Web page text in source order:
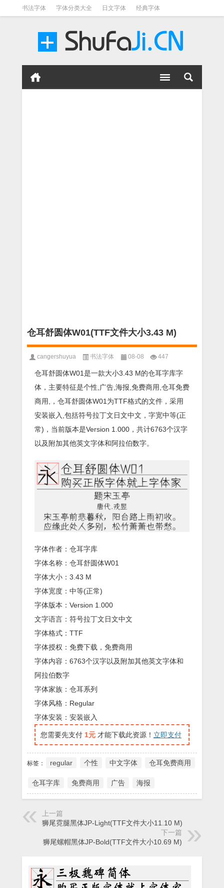
书法字体 字体分类大全 日文字体 经典字体
仓耳舒圆体W01(TTF文件大小3.43 M)
cangershuyua 书法字体 08-08 447
仓耳舒圆体W01是一款大小3.43 M的仓耳字库字
体，主要特征是个性,广告,海报,免费商用,仓耳免费
商用,，仓耳舒圆体W01为TTF格式的文件，采用
安装嵌入,包括符号拉丁文日文中文，字宽中等(正
常)，当前版本是Version 1.000，共计6763个汉字
以及附加其他英文字体和阿拉伯数字。
字体作者：仓耳字库
字体名称：仓耳舒圆体W01
字体大小：3.43 M
字体宽度：中等(正常)
字体版本：Version 1.000
文字语言：符号拉丁文日文中文
字体格式：TTF
字体授权：免费下载，免费商用
字体内容：6763个汉字以及附加其他英文字体和
阿拉伯数字
字体家族：仓耳系列
字体风格：Regular
字体安装：安装嵌入
您需要先支付 1元 才能下载此资源！ 立即支付
标签： regular 个性 中文字体 仓耳免费商用
仓耳字库 免费商用 广告 海报
上一篇
狮尾霓腿黑体JP-Light(TTF文件大小11.10 M)
下一篇
狮尾螺帽黑体JP-Bold(TTF文件大小10.69 M)